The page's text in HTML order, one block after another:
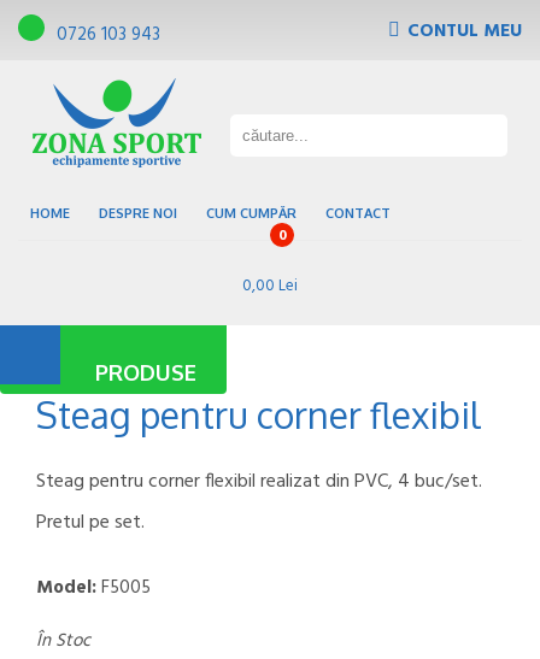
0726 103 943 CONTUL MEU
HOME DESPRE NOI CUM CUMPĂR CONTACT
0
0,00 Lei
PRODUSE
Pardoseli sportive
Steag pentru corner flexibil
Steag pentru corner flexibil realizat din PVC, 4 buc/set.
Pretul pe set.
Model:F5005
În Stoc